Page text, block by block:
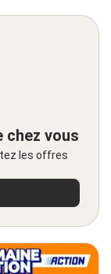
chez vous
les offres